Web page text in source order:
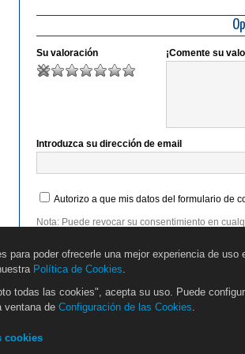
Su valoración ¡Comente su
Introduzca su dirección de email
Autorizo a que mis datos del formulario de
Nota: Puede revocar su consentimiento en
Contacto
para poder ofrecerle una mejor experiencia de uso
Política de Cookies.
todas las cookies", acepta su uso. Puede
ventana de Configuración de las Cookies.
cookies